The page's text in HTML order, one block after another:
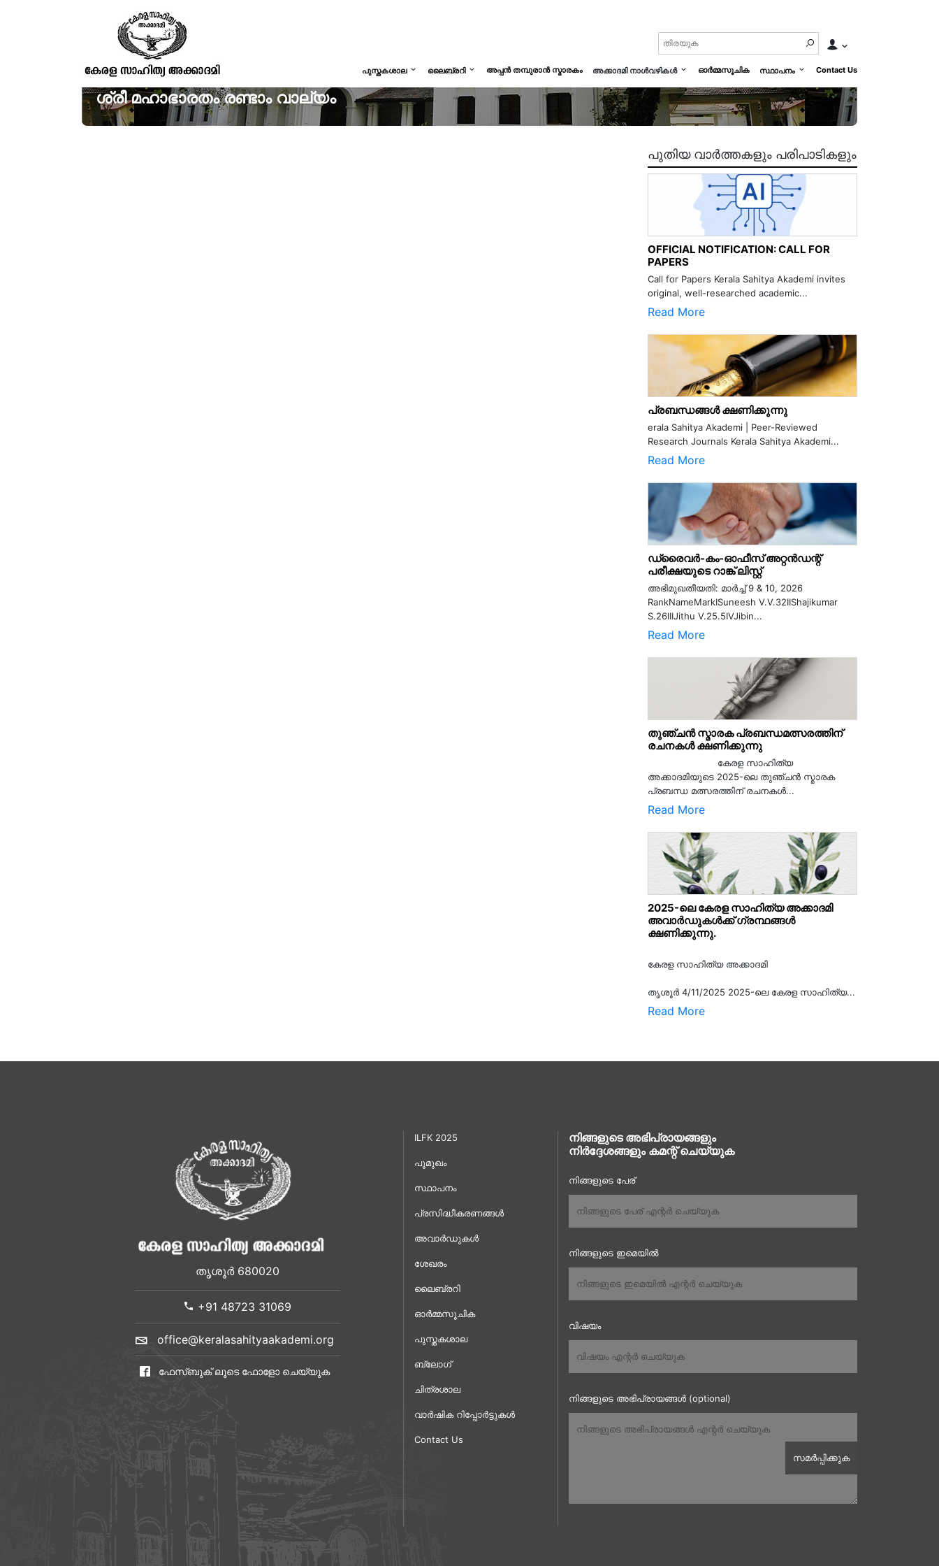
പുസ്തകശാല ലൈബ്രറി അപ്പൻ തമ്പുരാൻ സ്മാരകം അക്കാദമി നാൾവഴികൾ ഓർമ്മസൂചിക സ്ഥാപനം Contact Us
ശ്രീ മഹാഭാരതം രണ്ടാം വാല്യം
പുതിയ വാർത്തകളും പരിപാടികളും
OFFICIAL NOTIFICATION: CALL FOR
PAPERS
Call for Papers Kerala Sahitya Akademi invites
original, well-researched academic...
Read More
പ്രബന്ധങ്ങൾ ക്ഷണിക്കുന്നു
erala Sahitya Akademi | Peer-Reviewed
Research Journals Kerala Sahitya Akademi...
Read More
ഡ്രൈവർ-കം-ഓഫീസ് അറ്റൻഡന്റ്
പരീക്ഷയുടെ റാങ്ക് ലിസ്റ്റ്
അഭിമുഖതീയതി: മാർച്ച് 9 & 10, 2026
RankNameMarkISuneesh V.V.32IIShajikumar
S.26IIIJithu V.25.5IVJibin...
Read More
തുഞ്ചൻ സ്മാരക പ്രബന്ധമത്സരത്തിന്
രചനകൾ ക്ഷണിക്കുന്നു
കേരള സാഹിത്യ
അക്കാദമിയുടെ 2025-ലെ തുഞ്ചൻ സ്മാരക
പ്രബന്ധ മത്സരത്തിന് രചനകൾ...
Read More
2025-ലെ കേരള സാഹിത്യ അക്കാദമി
അവാർഡുകൾക്ക് ഗ്രന്ഥങ്ങൾ
ക്ഷണിക്കുന്നു.
കേരള സാഹിത്യ അക്കാദമി
തൃശൂര്‍ 4/11/2025 2025-ലെ കേരള സാഹിത്യ...
Read More
തൃശൂർ 680020
+91 48723 31069
office@keralasahityaakademi.org
ഫേസ്ബുക് ലൂടെ ഫോളോ ചെയ്യുക
ILFK 2025
പൂമുഖം
സ്ഥാപനം
പ്രസിദ്ധീകരണങ്ങൾ
അവാർഡുകൾ
ശേഖരം
ലൈബ്രറി
ഓർമ്മസൂചിക
പുസ്തകശാല
ബ്ലോഗ്
ചിത്രശാല
വാർഷിക റിപ്പോർട്ടുകൾ
Contact Us
നിങ്ങളുടെ അഭിപ്രായങ്ങളും
നിർദ്ദേശങ്ങളും കമന്റ് ചെയ്യുക
നിങ്ങളുടെ പേര്
നിങ്ങളുടെ ഇമെയിൽ
വിഷയം
നിങ്ങളുടെ അഭിപ്രായങ്ങൾ (optional)